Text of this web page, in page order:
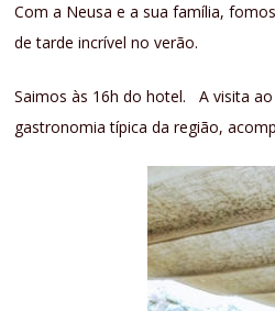
Com a Neusa e a sua família,
de tarde incrível no verão.
Saimos às 16h do hotel. A visita
gastronomia típica da região,